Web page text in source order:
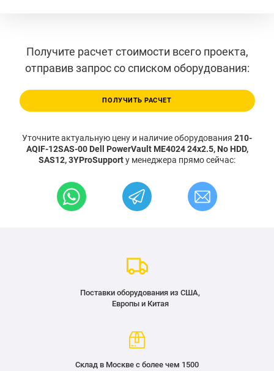
Получите расчет стоимости всего проекта,
отправив запрос со списком оборудования:
ПОЛУЧИТЬ РАСЧЕТ
Уточните актуальную цену и наличие оборудования 210-
AQIF-12SAS-00 Dell PowerVault ME4024 24x2.5, No HDD,
SAS12, 3YProSupportу менеджера прямо сейчас:
Поставки оборудования из США,
Европы и Китая
Склад в Москве с более чем 1500